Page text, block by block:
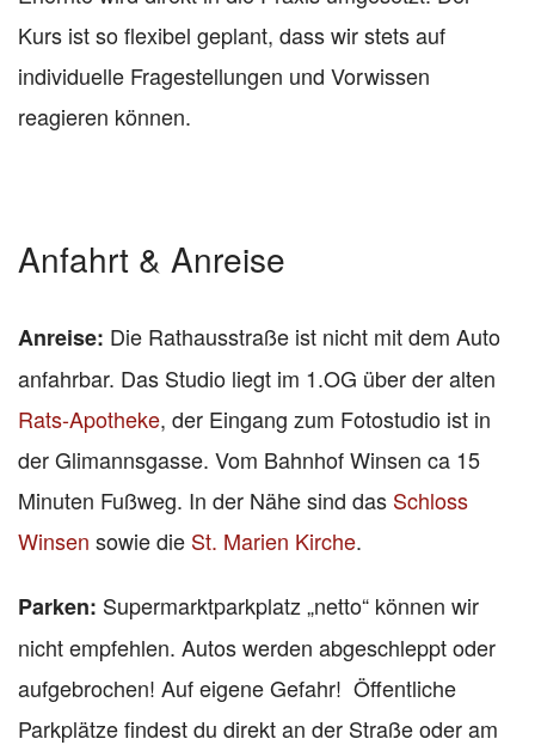
Kurs ist so flexibel geplant, dass wir stets auf
individuelle Fragestellungen und Vorwissen
reagieren können.
Anfahrt & Anreise
Anreise: Die Rathausstraße ist nicht mit dem Auto
anfahrbar. Das Studio liegt im 1.OG über der alten
Rats-Apotheke, der Eingang zum Fotostudio ist in
der Glimannsgasse. Vom Bahnhof Winsen ca 15
Minuten Fußweg. In der Nähe sind das Schloss
Winsen sowie die St. Marien Kirche.
Parken: Supermarktparkplatz „netto“ können wir
nicht empfehlen. Autos werden abgeschleppt oder
aufgebrochen! Auf eigene Gefahr! Öffentliche
Parkplätze findest du direkt an der Straße oder am